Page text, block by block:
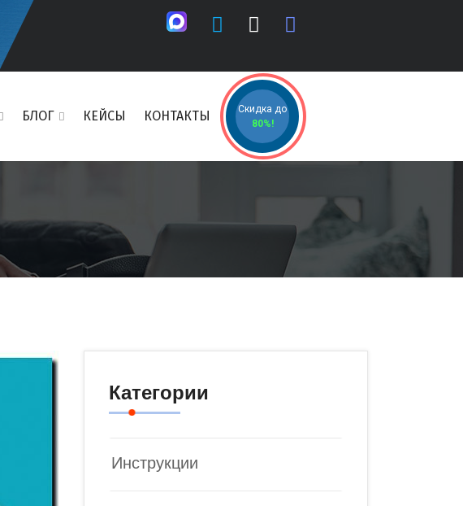
БЛОГ КЕЙСЫ КОНТАКТЫ
Скидка до
80%!
Категории
Инструкции